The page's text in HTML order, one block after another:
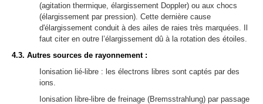
(agitation thermique, élargissement Doppler) ou aux chocs
(élargissement par pression). Cette dernière cause
d'élargissement conduit à des ailes de raies très marquées. Il
faut citer en outre l’élargissement dû à la rotation des étoiles.
4.3. Autres sources de rayonnement :
Ionisation lié-libre : les électrons libres sont captés par des
ions.
Ionisation libre-libre de freinage (Bremsstrahlung) par passage